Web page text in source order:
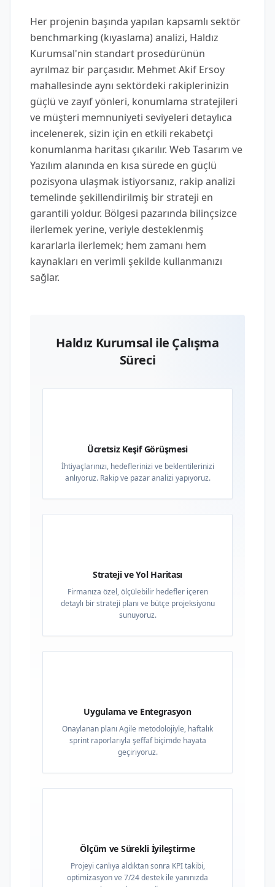
Her projenin başında yapılan kapsamlı sektör
benchmarking (kıyaslama) analizi, Haldız
Kurumsal'nin standart prosedürünün
ayrılmaz bir parçasıdır. Mehmet Akif Ersoy
mahallesinde aynı sektördeki rakiplerinizin
güçlü ve zayıf yönleri, konumlama stratejileri
ve müşteri memnuniyeti seviyeleri detaylıca
incelenerek, sizin için en etkili rekabetçi
konumlanma haritası çıkarılır. Web Tasarım ve
Yazılım alanında en kısa sürede en güçlü
pozisyona ulaşmak istiyorsanız, rakip analizi
temelinde şekillendirilmiş bir strateji en
garantili yoldur. Bölgesi pazarında bilinçsizce
ilerlemek yerine, veriyle desteklenmiş
kararlarla ilerlemek; hem zamanı hem
kaynakları en verimli şekilde kullanmanızı
sağlar.
Haldız Kurumsal ile Çalışma
Süreci
Ücretsiz Keşif Görüşmesi
İhtiyaçlarınızı, hedeflerinizi ve beklentilerinizi
anlıyoruz. Rakip ve pazar analizi yapıyoruz.
Strateji ve Yol Haritası
Firmanıza özel, ölçülebilir hedefler içeren
detaylı bir strateji planı ve bütçe projeksiyonu
sunuyoruz.
Uygulama ve Entegrasyon
Onaylanan planı Agile metodolojiyle, haftalık
sprint raporlarıyla şeffaf biçimde hayata
geçiriyoruz.
Ölçüm ve Sürekli İyileştirme
Projeyi canlıya aldıktan sonra KPI takibi,
optimizasyon ve 7/24 destek ile yanınızda